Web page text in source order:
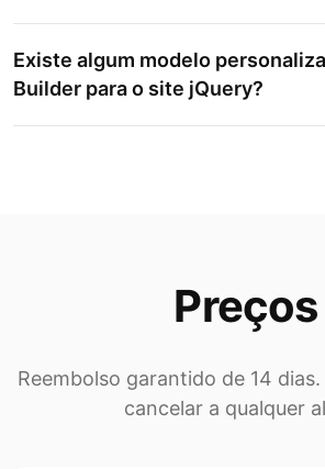
Existe algum modelo
Builder para o site jQuery?
Preços
Reembolso garantido de 14
cancelar a qualquer